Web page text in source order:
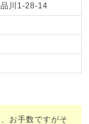
川1-28-14
お手数ですがそ